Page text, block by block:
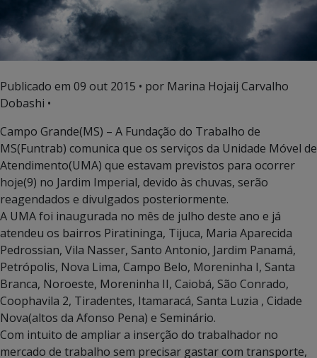
Publicado em 09 out 2015 • por Marina Hojaij Carvalho
Dobashi •
Campo Grande(MS) – A Fundação do Trabalho de
MS(Funtrab) comunica que os serviços da Unidade Móvel de
Atendimento(UMA) que estavam previstos para ocorrer
hoje(9) no Jardim Imperial, devido às chuvas, serão
reagendados e divulgados posteriormente.
A UMA foi inaugurada no mês de julho deste ano e já
atendeu os bairros Piratininga, Tijuca, Maria Aparecida
Pedrossian, Vila Nasser, Santo Antonio, Jardim Panamá,
Petrópolis, Nova Lima, Campo Belo, Moreninha I, Santa
Branca, Noroeste, Moreninha II, Caiobá, São Conrado,
Coophavila 2, Tiradentes, Itamaracá, Santa Luzia , Cidade
Nova(altos da Afonso Pena) e Seminário.
Com intuito de ampliar a inserção do trabalhador no
mercado de trabalho sem precisar gastar com transporte,